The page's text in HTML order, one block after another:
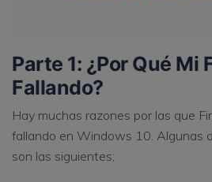
Parte 1: ¿Por Qué Mi
Fallando?
Hay muchas razones por las que
fallando en Windows 10. Algunas
son las siguientes;